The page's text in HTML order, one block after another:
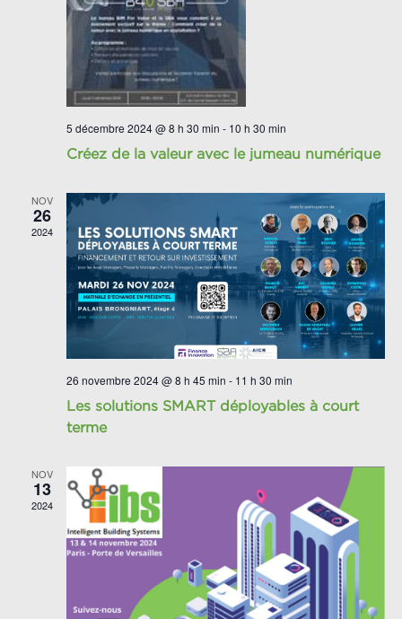
5 décembre 2024 @ 8 h 30 min - 10 h 30 min
Créez de la valeur avec le jumeau numérique
NOV
26
2024
26 novembre 2024 @ 8 h 45 min - 11 h 30 min
Les solutions SMART déployables à court
terme
NOV
13
2024